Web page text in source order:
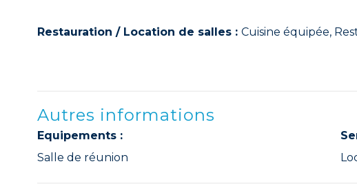
Restauration / Location de salles : Cuisine équipée,
Autres informations
Equipements :
Salle de réunion